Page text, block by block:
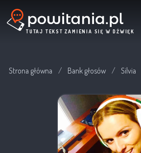
TUTAJ TEKST ZAMIENIA SIĘ W DŹWIĘK
Strona główna / Bank głosów / Silvia